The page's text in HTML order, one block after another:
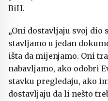
BiH.
„Oni dostavljaju svoj dio
stavljamo u jedan
išta da mijenjamo. Oni
nabavljamo, ako odobri
stavku pregledaju, ako
dostavljaju da li nešto